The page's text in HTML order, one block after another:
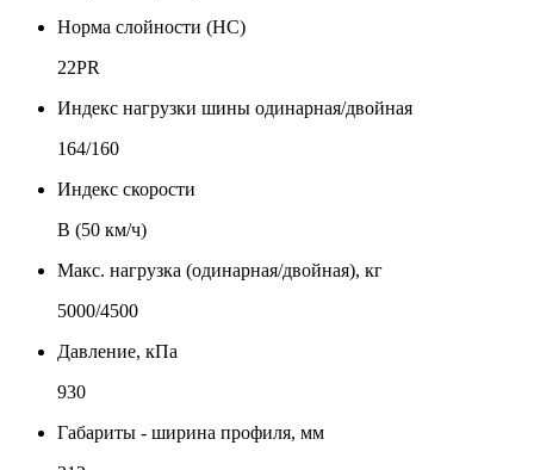
Норма слойности (НС)
22PR
Индекс нагрузки шины одинарная/двойная
164/160
Индекс скорости
B (50 км/ч)
Макс. нагрузка (одинарная/двойная), кг
5000/4500
Давление, кПа
930
Габариты - ширина профиля, мм